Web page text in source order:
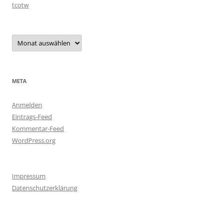
tcotw
Archiv
META
Anmelden
Eintrags-Feed
Kommentar-Feed
WordPress.org
Impressum
Datenschutzerklärung